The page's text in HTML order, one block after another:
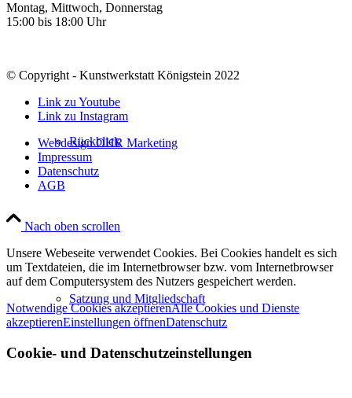
Rückblick
Satzung und Mitgliedschaft
Montag, Mittwoch, Donnerstag
15:00 bis 18:00 Uhr
© Copyright - Kunstwerkstatt Königstein 2022
Link zu Youtube
Link zu Instagram
Webdesign OHR Marketing
Impressum
Datenschutz
AGB
Nach oben scrollen
Unsere Webeseite verwendet Cookies. Bei Cookies handelt es sich
um Textdateien, die im Internetbrowser bzw. vom Internetbrowser
auf dem Computersystem des Nutzers gespeichert werden.
Notwendige Cookies akzeptierenAlle Cookies und Dienste
akzeptierenEinstellungen öffnenDatenschutz
Cookie- und Datenschutzeinstellungen